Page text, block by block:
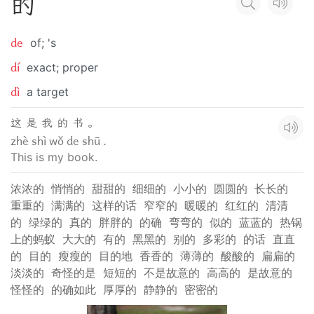
de of; 's
dí exact; proper
dì a target
这 是 我 的 书 。
zhè shì wǒ de shū .
This is my book.
浓浓的 悄悄的 甜甜的 细细的 小小的 圆圆的 长长的
重重的 满满的 这样的话 窄窄的 暖暖的 红红的 清清
的 绿绿的 真的 胖胖的 的确 弯弯的 似的 蓝蓝的 热锅
上的蚂蚁
大大的 有的 黑黑的 别的 多彩的 的话 直直
的
目的 瘦瘦的 目的地 香香的 薄薄的 酸酸的
扁扁的
淡淡的 奇怪的是 短短的 不是故意的 高高的 是故意的
怪怪的 的确如此 厚厚的 静静的 密密的